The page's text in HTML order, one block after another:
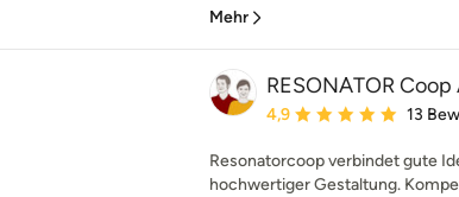
Mehr
RESONATOR
Durchschnittliche
4,9 13
Resonatorcoop verbindet gute
hochwertiger Gestaltung.